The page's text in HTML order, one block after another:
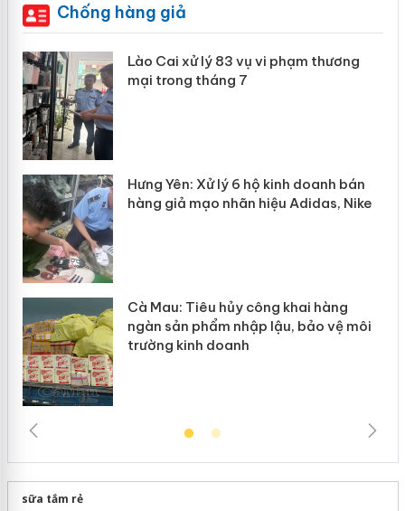
Chống hàng giả
Lào Cai xử lý 83 vụ vi phạm thương
mại trong tháng 7
Hưng Yên: Xử lý 6 hộ kinh doanh bán
hàng giả mạo nhãn hiệu Adidas, Nike
Cà Mau: Tiêu hủy công khai hàng
ngàn sản phẩm nhập lậu, bảo vệ môi
trường kinh doanh
sữa tắm rẻ